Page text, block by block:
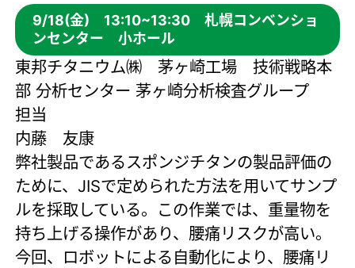
9/18(金) 13:10~13:30 札幌コンベンショ
ンセンター 小ホール
東邦チタニウム㈱ 茅ヶ崎工場 技術戦略本
部 分析センター 茅ヶ崎分析検査グループ
担当
内藤 友康
弊社製品であるスポンジチタンの製品評価の
ために、JISで定められた方法を用いてサンプ
ルを採取している。この作業では、重量物を
持ち上げる操作があり、腰痛リスクが高い。
今回、ロボットによる自動化により、腰痛リ